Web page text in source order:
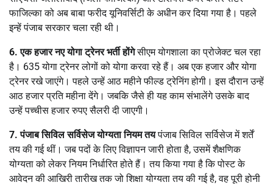
फाजिल्का को अब बाबा फरीद यूनिवर्सिटी के अधीन कर दिया गया है। पहले
इन्हें पंजाब सरकार चला रही थी।
6. एक हजार नए योगा ट्रेनर भर्ती होंगेसीएम योगशाला का प्रोजेक्ट चल रहा
है। 635 योगा ट्रेनर लोगों को योगा करवा रहे हैं। अब एक हजार और योगा
ट्रेनर रखे जाएंगे। पहले उन्हें आठ महीने फील्ड ट्रेनिंग होगी। इस दौरान उन्हें
आठ हजार प्रति महीना देंगे। जबकि जैसे ही यह काम संभालेंगे उसके बाद
उन्हें पच्चीस हजार रुपए सैलरी दी जाएगी।
7. पंजाब सिविल सर्विसेज योग्यता नियम तयपंजाब सिविल सर्विसेज में शर्तें
तय की गई थीं। जब पदों के लिए विज्ञापन जारी होता है, उसमें शैक्षणिक
योग्यता को लेकर नियम निर्धारित होते हैं। तय किया गया है कि पोस्ट के
आवेदन की आखिरी तारीख तक जो शिक्षा योग्यता तय की गई है, वह पूरी होनी